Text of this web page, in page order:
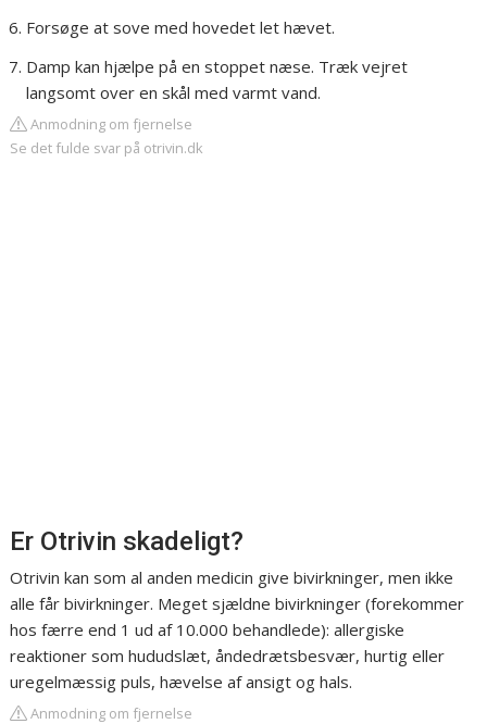
Forsøge at sove med hovedet let hævet.
Damp kan hjælpe på en stoppet næse. Træk vejret
langsomt over en skål med varmt vand.
Anmodning om fjernelse
Se det fulde svar på otrivin.dk
Er Otrivin skadeligt?
Otrivin kan som al anden medicin give bivirkninger, men ikke
alle får bivirkninger. Meget sjældne bivirkninger (forekommer
hos færre end 1 ud af 10.000 behandlede): allergiske
reaktioner som hududslæt, åndedrætsbesvær, hurtig eller
uregelmæssig puls, hævelse af ansigt og hals.
Anmodning om fjernelse